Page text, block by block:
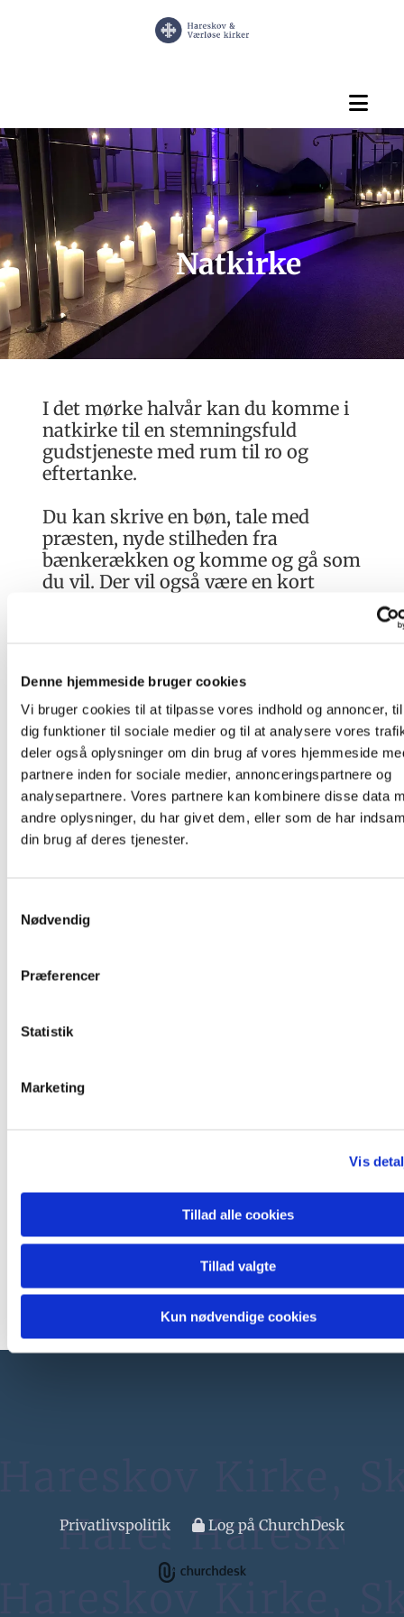
Denne hjemmeside bruger cookies
Vi bruger cookies til at tilpasse vores indhold og annoncer,
dig funktioner til sociale medier og til at analysere vores
deler også oplysninger om din brug af vores hjemmeside
partnere inden for sociale medier, annonceringspartnere og
analysepartnere. Vores partnere kan kombinere disse data
andre oplysninger, du har givet dem, eller som de har
din brug af deres tjenester.
Nødvendig
Præferencer
Statistik
Marketing
Vis
Tillad alle cookies
Tillad valgte
Kun nødvendige cookies
Natkirke
I det mørke halvår kan du komme i
natkirke til en stemningsfuld
gudstjeneste med rum til ro og
eftertanke.
Du kan skrive en bøn, tale med
præsten, nyde stilheden fra
bænkerækken og komme og gå som
du vil. Der vil også være en kort
Privatlivspolitik Log på ChurchDesk